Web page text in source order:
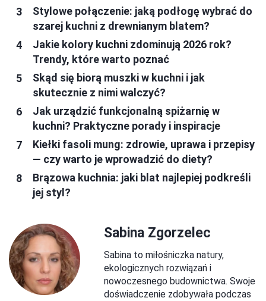
Stylowe połączenie: jaką podłogę wybrać do
szarej kuchni z drewnianym blatem?
Jakie kolory kuchni zdominują 2026 rok?
Trendy, które warto poznać
Skąd się biorą muszki w kuchni i jak
skutecznie z nimi walczyć?
Jak urządzić funkcjonalną spiżarnię w
kuchni? Praktyczne porady i inspiracje
Kiełki fasoli mung: zdrowie, uprawa i przepisy
— czy warto je wprowadzić do diety?
Brązowa kuchnia: jaki blat najlepiej podkreśli
jej styl?
Sabina Zgorzelec
Sabina to miłośniczka natury,
ekologicznych rozwiązań i
nowoczesnego budownictwa. Swoje
doświadczenie zdobywała podczas